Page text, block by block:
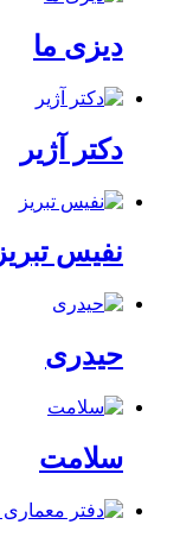
دیزی ما
دکتر آژیر
نفیس تبریز
حیدری
سلامت